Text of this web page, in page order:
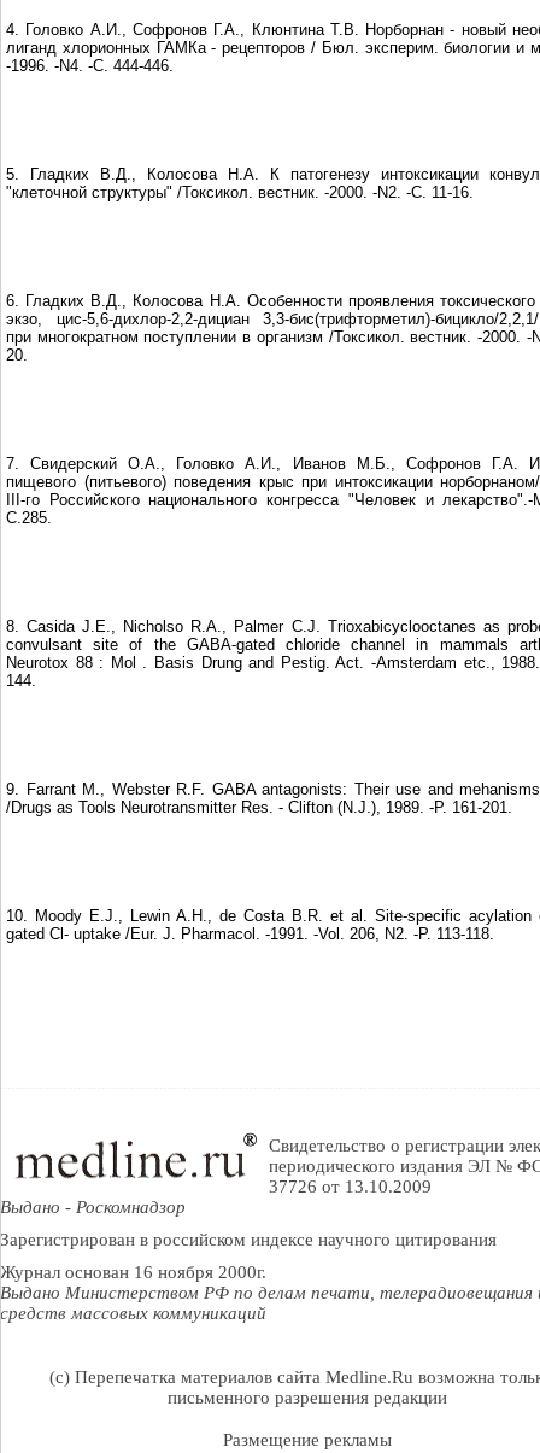
4. Головко А.И., Софронов Г.А., Клюнтина Т.В. Норборнан - новый
лиганд хлорионных ГАМКа - рецепторов / Бюл. эксперим. биологии и
-1996. -N4. -С. 444-446.
5. Гладких В.Д., Колосова Н.А. К патогенезу интоксикации
"клеточной структуры" /Токсикол. вестник. -2000. -N2. -С. 11-16.
6. Гладких В.Д., Колосова Н.А. Особенности проявления токсического
экзо, цис-5,6-дихлор-2,2-дициан 3,3-бис(трифторметил)-бицикло/
при многократном поступлении в организм /Токсикол. вестник. -2000. -
20.
7. Свидерский О.А., Головко А.И., Иванов М.Б., Софронов Г.А.
пищевого (питьевого) поведения крыс при интоксикации
III-го Российского национального конгресса "Человек и
С.285.
8. Casida J.E., Nicholso R.A., Palmer C.J. Trioxabicyclooctanes as
convulsant site of the GABA-gated chloride channel in mammals
Neurotox 88 : Mol . Basis Drung and Pestig. Act. -Amsterdam etc.,
144.
9. Farrant M., Webster R.F. GABA antagonists: Their use and
/Drugs as Tools Neurotransmitter Res. - Clifton (N.J.), 1989. -P. 161-201.
10. Moody E.J., Lewin A.H., de Costa B.R. et al. Site-specific acylation
gated Cl- uptake /Eur. J. Pharmacol. -1991. -Vol. 206, N2. -P. 113-118.
Свидетельство о регистрации
периодического издания ЭЛ №
37726 от 13.10.2009
Выдано - Роскомнадзор
Зарегистрирован в российском индексе научного цитирования
Журнал основан 16 ноября 2000г.
Выдано Министерством РФ по делам печати, телерадиовещания
средств массовых коммуникаций
(c) Перепечатка материалов сайта Medline.Ru возможна
письменного разрешения редакции
Размещение рекламы